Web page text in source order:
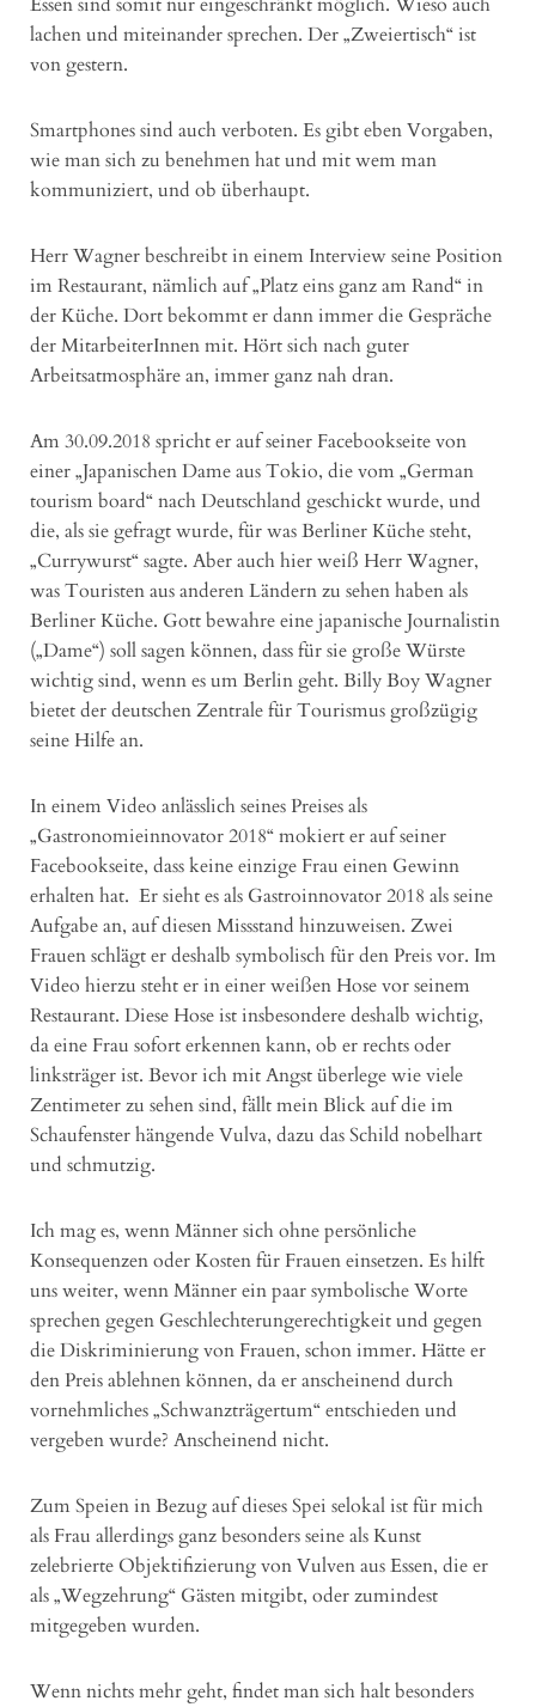
lachen und miteinander sprechen. Der „Zweiertisch“ ist
von gestern.
Smartphones sind auch verboten. Es gibt eben Vorgaben,
wie man sich zu benehmen hat und mit wem man
kommuniziert, und ob überhaupt.
Herr Wagner beschreibt in einem Interview seine Position
im Restaurant, nämlich auf „Platz eins ganz am Rand“ in
der Küche. Dort bekommt er dann immer die Gespräche
der MitarbeiterInnen mit. Hört sich nach guter
Arbeitsatmosphäre an, immer ganz nah dran.
Am 30.09.2018 spricht er auf seiner Facebookseite von
einer „Japanischen Dame aus Tokio, die vom „German
tourism board“ nach Deutschland geschickt wurde, und
die, als sie gefragt wurde, für was Berliner Küche steht,
„Currywurst“ sagte. Aber auch hier weiß Herr Wagner,
was Touristen aus anderen Ländern zu sehen haben als
Berliner Küche. Gott bewahre eine japanische Journalistin
(„Dame“) soll sagen können, dass für sie große Würste
wichtig sind, wenn es um Berlin geht. Billy Boy Wagner
bietet der deutschen Zentrale für Tourismus großzügig
seine Hilfe an.
In einem Video anlässlich seines Preises als
„Gastronomieinnovator 2018“ mokiert er auf seiner
Facebookseite, dass keine einzige Frau einen Gewinn
erhalten hat. Er sieht es als Gastroinnovator 2018 als seine
Aufgabe an, auf diesen Missstand hinzuweisen. Zwei
Frauen schlägt er deshalb symbolisch für den Preis vor. Im
Video hierzu steht er in einer weißen Hose vor seinem
Restaurant. Diese Hose ist insbesondere deshalb wichtig,
da eine Frau sofort erkennen kann, ob er rechts oder
linksträger ist. Bevor ich mit Angst überlege wie viele
Zentimeter zu sehen sind, fällt mein Blick auf die im
Schaufenster hängende Vulva, dazu das Schild nobelhart
und schmutzig.
Ich mag es, wenn Männer sich ohne persönliche
Konsequenzen oder Kosten für Frauen einsetzen. Es hilft
uns weiter, wenn Männer ein paar symbolische Worte
sprechen gegen Geschlechterungerechtigkeit und gegen
die Diskriminierung von Frauen, schon immer. Hätte er
den Preis ablehnen können, da er anscheinend durch
vornehmliches „Schwanzträgertum“ entschieden und
vergeben wurde? Anscheinend nicht.
Zum Speien in Bezug auf dieses Spei selokal ist für mich
als Frau allerdings ganz besonders seine als Kunst
zelebrierte Objektifizierung von Vulven aus Essen, die er
als „Wegzehrung“ Gästen mitgibt, oder zumindest
mitgegeben wurden.
Wenn nichts mehr geht, findet man sich halt besonders